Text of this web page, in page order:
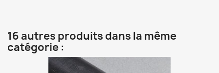
16 autres produits dans la même
catégorie :